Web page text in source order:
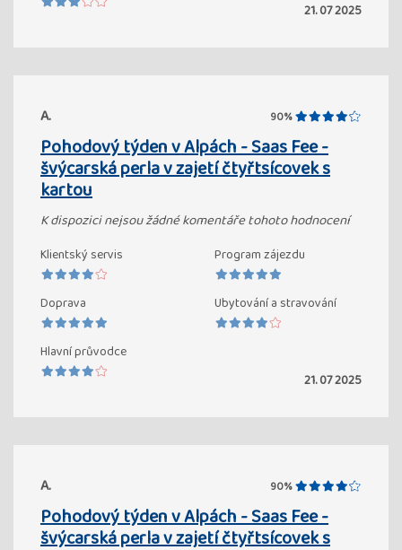
21. 07 2025
A. 90%
Pohodový týden v Alpách - Saas Fee -
švýcarská perla v zajetí čtyřtsícovek s
kartou
K dispozici nejsou žádné komentáře tohoto hodnocení
Klientský servis Program zájezdu
Doprava Ubytování a stravování
Hlavní průvodce
21. 07 2025
A. 90%
Pohodový týden v Alpách - Saas Fee -
švýcarská perla v zajetí čtyřtsícovek s